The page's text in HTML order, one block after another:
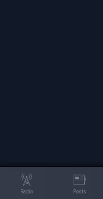
Radio Posts